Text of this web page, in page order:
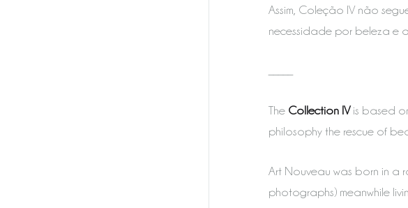
Assim, Coleção IV não
necessidade por beleza e
The Collection IVis based
philosophy the rescue of
Art Nouveau was born in a
photographs) meanwhile